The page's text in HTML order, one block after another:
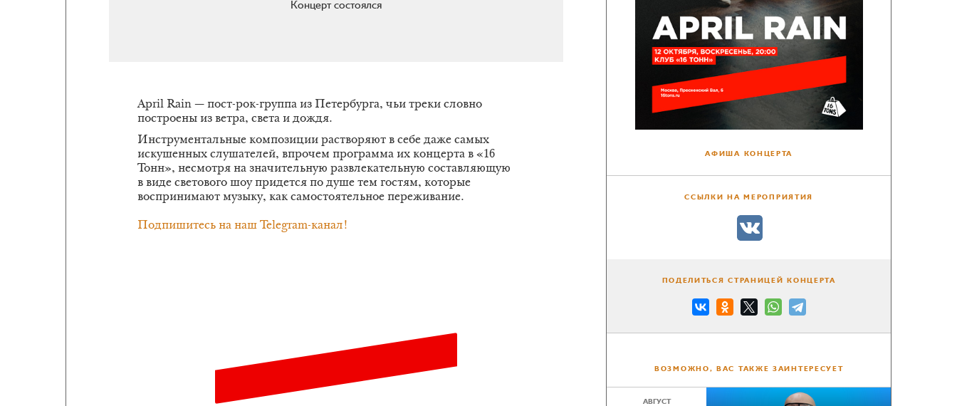
Концерт состоялся
April Rain — пост-рок-группа из Петербурга, чьи треки словно
построены из ветра, света и дождя.
Инструментальные композиции растворяют в себе даже самых
искушенных слушателей, впрочем программа их концерта в «16
Тонн», несмотря на значительную развлекательную составляющую
в виде светового шоу придется по душе тем гостям, которые
воспринимают музыку, как самостоятельное переживание.
Подпишитесь на наш Telegram-канал!
АФИША КОНЦЕРТА
ССЫЛКИ НА МЕРОПРИЯТИЯ
ПОДЕЛИТЬСЯ СТРАНИЦЕЙ КОНЦЕРТА
ВОЗМОЖНО, ВАС ТАКЖЕ ЗАИНТЕРЕСУЕТ
АВГУСТ